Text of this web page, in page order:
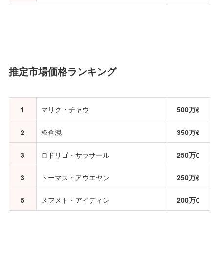
推定市場価格ランキング
1 マリク・チャウ 500万€
2 板倉滉 350万€
3 ロドリゴ・サラサール 250万€
3 トーマス・アウエヤン 250万€
5 メフメト・アイディン 200万€